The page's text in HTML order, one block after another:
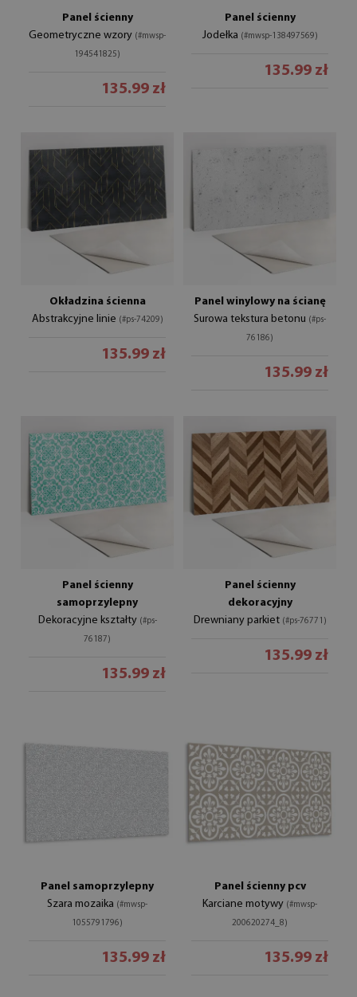
Panel ścienny
Geometryczne wzory (#mwsp-
194541825)
135.99 zł
Panel ścienny
Jodełka (#mwsp-138497569)
135.99 zł
Okładzina ścienna
Abstrakcyjne linie (#ps-74209)
135.99 zł
Panel winylowy na ścianę
Surowa tekstura betonu (#ps-
76186)
135.99 zł
Panel ścienny
samoprzylepny
Dekoracyjne kształty (#ps-
76187)
135.99 zł
Panel ścienny
dekoracyjny
Drewniany parkiet (#ps-76771)
135.99 zł
Panel samoprzylepny
Szara mozaika (#mwsp-
1055791796)
135.99 zł
Panel ścienny pcv
Karciane motywy (#mwsp-
200620274_8)
135.99 zł